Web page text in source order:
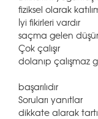
fiziksel olarak
İyi
saçma gelen
Çok
dolanıp çalışmaz
başarılıdır
Soruları
dikkate alarak